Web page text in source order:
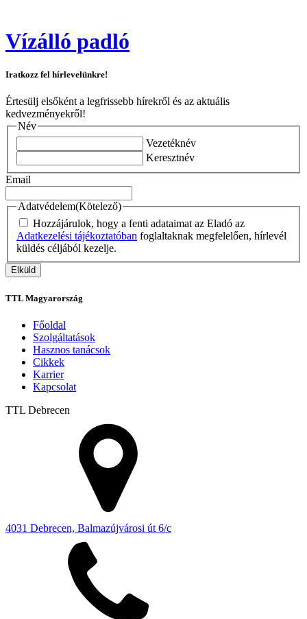
Vízálló padló
Iratkozz fel hírlevelünkre!
Értesülj elsőként a legfrissebb hírekről és az aktuális
kedvezményekről!
Név
Vezetéknév
Keresztnév
Email
Adatvédelem(Kötelező)
Hozzájárulok, hogy a fenti adataimat az Eladó az
Adatkezelési tájékoztatóban foglaltaknak megfelelően, hírlevél
küldés céljából kezelje.
TTL Magyarország
Főoldal
Szolgáltatások
Hasznos tanácsok
Cikkek
Karrier
Kapcsolat
TTL Debrecen
4031 Debrecen, Balmazújvárosi út 6/c